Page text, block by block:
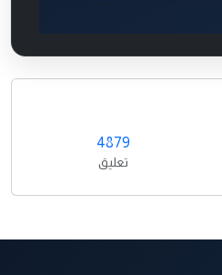
4879
تعليق